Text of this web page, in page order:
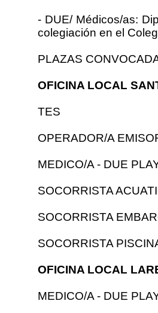
- DUE/ Médicos/as:
colegiación en el
PLAZAS
OFICINA LOCAL
TES
OPERADOR/A
MEDICO/A - DUE
SOCORRISTA
SOCORRISTA
SOCORRISTA
OFICINA LOCAL
MEDICO/A - DUE